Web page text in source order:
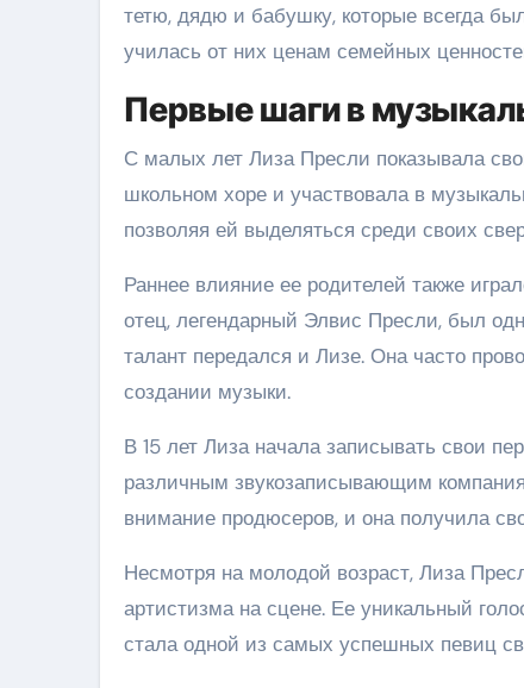
тетю, дядю и бабушку, которые всегда
училась от них ценам семейных
Первые шаги в
С малых лет Лиза Пресли показывала
школьном хоре и участвовала в
позволяя ей выделяться среди своих
Раннее влияние ее родителей также
отец, легендарный Элвис Пресли, был
талант передался и Лизе. Она часто
создании музыки.
В 15 лет Лиза начала записывать свои
различным звукозаписывающим
внимание продюсеров, и она получила
Несмотря на молодой возраст, Лиза
артистизма на сцене. Ее уникальный
стала одной из самых успешных певиц